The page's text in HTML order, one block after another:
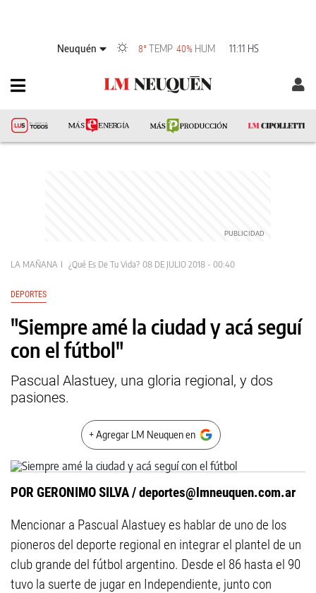
Neuquén 8°TEMP 40% HUM 11:11 HS
LA MAÑANA ¿Qué Es De Tu Vida? 08 DE JULIO 2018 - 00:40
DEPORTES
"Siempre amé la ciudad y acá seguí
con el fútbol"
Pascual Alastuey, una gloria regional, y dos
pasiones.
+ Agregar LM Neuquen en
POR GERONIMO SILVA /deportes@lmneuquen.com.ar
Mencionar a Pascual Alastuey es hablar de uno de los
pioneros del deporte regional en integrar el plantel de un
club grande del fútbol argentino. Desde el 86 hasta el 90
tuvo la suerte de jugar en Independiente, junto con